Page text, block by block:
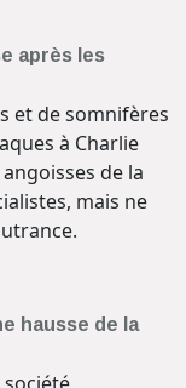
après les
et de somnifères
à Charlie
de la
mais ne
hausse de la